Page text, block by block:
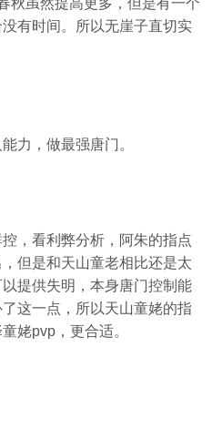
秋虽然提高更多，但是有一个
有时间。所以无崖子直切实
力，做最强唐门。
，看利弊分析，阿朱的指点
但是和天山童老相比还是太
提供失明，本身唐门控制能
这一点，所以天山童姥的指
姥pvp，更合适。